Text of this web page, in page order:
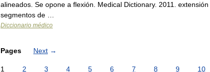
alineados. Se opone a flexión. Medical Dictionary. 2011.
segmentos de …
Diccionario médico
Pages Next →
1 2 3 4 5 6 7 8 9 10